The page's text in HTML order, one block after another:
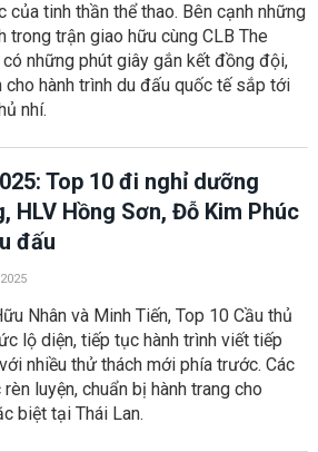
của tinh thần thể thao. Bên cạnh những
trong trận giao hữu cùng CLB The
có những phút giây gắn kết đồng đội,
cho hành trình du đấu quốc tế sắp tới
nhí.
Top 10 đi nghỉ dưỡng
HLV Hồng Sơn, Đỗ Kim Phúc
đấu
Nhân và Minh Tiến, Top 10 Cầu thủ
lộ diện, tiếp tục hành trình viết tiếp
nhiều thử thách mới phía trước. Các
luyện, chuẩn bị hành trang cho
biệt tại Thái Lan.